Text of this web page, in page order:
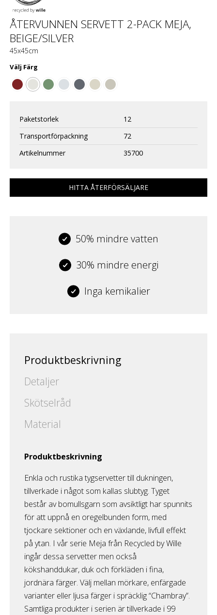
ÅTERVUNNEN SERVETT 2-PACK MEJA,
BEIGE/SILVER
45x45cm
Välj Färg
Paketstorlek
12
Transportförpackning
72
Artikelnummer
35700
HITTA ÅTERFÖRSÄLJARE
50% mindre vatten
30% mindre energi
Inga kemikalier
Produktbeskrivning
Detaljer
Skötselråd
Material
Produktbeskrivning
Enkla och rustika tygservetter till dukningen,
tillverkade i något som kallas slubtyg. Tyget
består av bomullsgarn som avsiktligt har spunnits
för att uppnå en oregelbunden form, med
tjockare sektioner och en växlande, livfull effekt
på ytan. I vår serie Meja från Recycled by Wille
ingår dessa servetter men också
kökshanddukar, duk och förkläden i fina,
jordnära färger. Välj mellan mörkare, enfärgade
varianter eller ljusa färger i spräcklig “Chambray”.
Samtliga produkter i serien är tillverkade i 99